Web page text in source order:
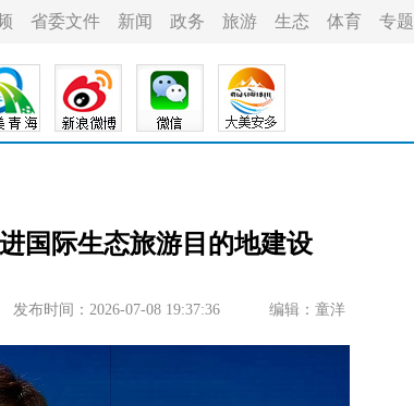
省委文件 新闻 政务 旅游 生态 体育 专题
国际生态旅游目的地建设
发布时间：2026-07-08 19:37:36 编辑：童洋